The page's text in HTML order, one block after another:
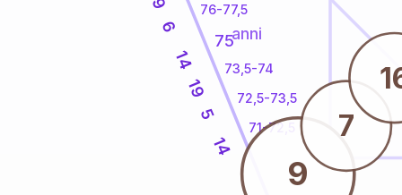
71-72,5
72,5-73,5
73,5-74
76-77,5
14
5
19
14
6
9
7
75anni